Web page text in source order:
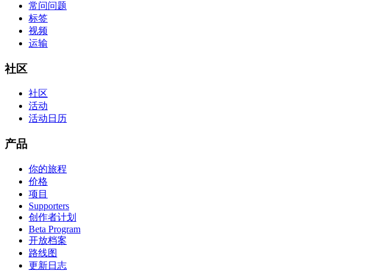
常问问题
标签
视频
运输
社区
社区
活动
活动日历
产品
你的旅程
价格
项目
Supporters
创作者计划
Beta Program
开放档案
路线图
更新日志